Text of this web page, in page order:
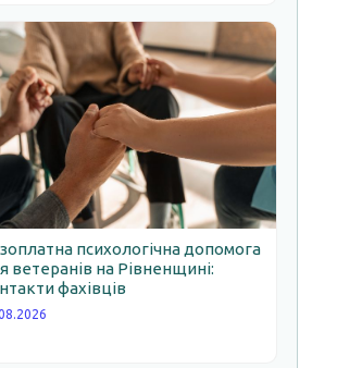
психологічна допомога
ветеранів на Рівненщині:
фахівців